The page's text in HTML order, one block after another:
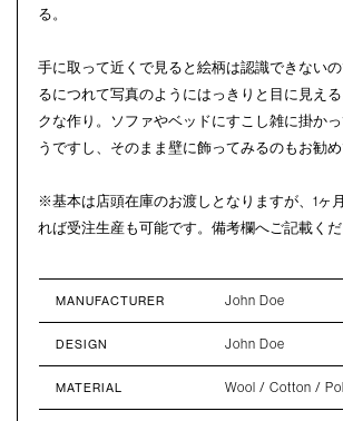
る。
手に取って近くで見ると絵柄は認識できない
るにつれて写真のようにはっきりと目に見え
クな作り。ソファやベッドにすこし雑に掛か
うですし、そのまま壁に飾ってみるのもお勧め
※基本は店頭在庫のお渡しとなりますが、1ヶ
れば受注生産も可能です。備考欄へご記載くだ
MANUFACTURER John Doe
DESIGN John Doe
MATERIAL Wool / Cotton /